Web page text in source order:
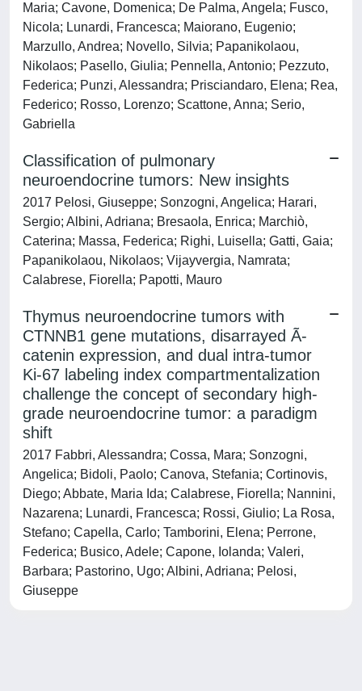
Maria; Cavone, Domenica; De Palma, Angela; Fusco,
Nicola; Lunardi, Francesca; Maiorano, Eugenio;
Marzullo, Andrea; Novello, Silvia; Papanikolaou,
Nikolaos; Pasello, Giulia; Pennella, Antonio; Pezzuto,
Federica; Punzi, Alessandra; Prisciandaro, Elena; Rea,
Federico; Rosso, Lorenzo; Scattone, Anna; Serio,
Gabriella
Classification of pulmonary
neuroendocrine tumors: New insights
2017 Pelosi, Giuseppe; Sonzogni, Angelica; Harari,
Sergio; Albini, Adriana; Bresaola, Enrica; Marchiò,
Caterina; Massa, Federica; Righi, Luisella; Gatti, Gaia;
Papanikolaou, Nikolaos; Vijayvergia, Namrata;
Calabrese, Fiorella; Papotti, Mauro
Thymus neuroendocrine tumors with
CTNNB1 gene mutations, disarrayed Ã-
catenin expression, and dual intra-tumor
Ki-67 labeling index compartmentalization
challenge the concept of secondary high-
grade neuroendocrine tumor: a paradigm
shift
2017 Fabbri, Alessandra; Cossa, Mara; Sonzogni,
Angelica; Bidoli, Paolo; Canova, Stefania; Cortinovis,
Diego; Abbate, Maria Ida; Calabrese, Fiorella; Nannini,
Nazarena; Lunardi, Francesca; Rossi, Giulio; La Rosa,
Stefano; Capella, Carlo; Tamborini, Elena; Perrone,
Federica; Busico, Adele; Capone, Iolanda; Valeri,
Barbara; Pastorino, Ugo; Albini, Adriana; Pelosi,
Giuseppe